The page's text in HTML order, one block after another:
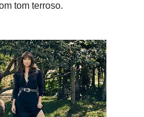
tom terroso.